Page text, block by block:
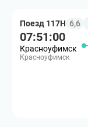
Поезд 117Н 6,6
07:51:00
Красноуфимск
Красноуфимск